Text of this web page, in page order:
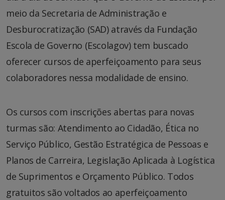
meio da Secretaria de Administração e
Desburocratização (SAD) através da Fundação
Escola de Governo (Escolagov) tem buscado
oferecer cursos de aperfeiçoamento para seus
colaboradores nessa modalidade de ensino.
Os cursos com inscrições abertas para novas
turmas são: Atendimento ao Cidadão, Ética no
Serviço Público, Gestão Estratégica de Pessoas e
Planos de Carreira, Legislação Aplicada à Logística
de Suprimentos e Orçamento Público. Todos
gratuitos são voltados ao aperfeiçoamento